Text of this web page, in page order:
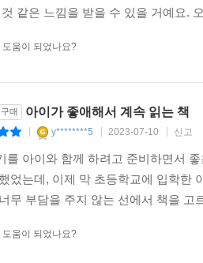
같은 느낌을 받을 수 있을 거예요.
도움이 되었나요?
구매 아이가 좋애해서 계속 읽는 책
y********5 2023-07-10 신고
를 아이와 함께 하려고 준비하면서
었는데, 이제 막 초등학교에 입학한
무 부담을 주지 않는 선에서 책을
도움이 되었나요?